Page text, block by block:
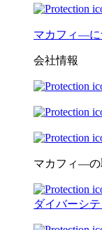
マカフィ―に
会社情報
マカフィ―の
ダイバーシテ